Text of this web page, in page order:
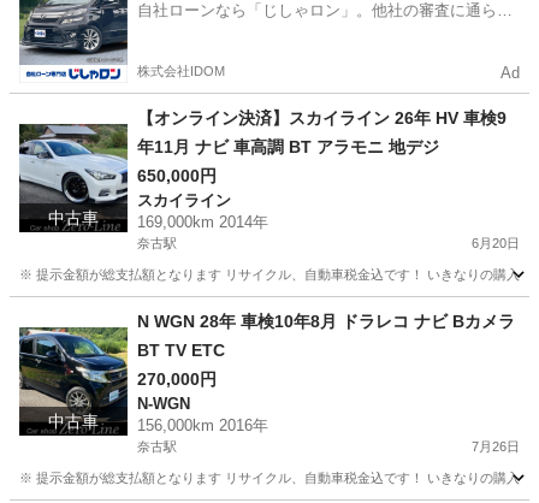
自社ローンなら「じしゃロン」。他社の審査に通らな
株式会社IDOM Ad
中古車
【オンライン決済】スカイライン 26年 HV 車検9
年11月 ナビ 車高調 BT アラモニ 地デジ
650,000円
スカイライン
169,000km 2014年
奈古駅 6月20日
※ 提示金額が総支払額となります リサイクル、自動車税金込です！ いきなりの購入
スカイライン 車両
中古車
N WGN 28年 車検10年8月 ドラレコ ナビ Bカメラ
BT TV ETC
270,000円
N-WGN
156,000km 2016年
奈古駅 7月26日
※ 提示金額が総支払額となります リサイクル、自動車税金込です！ いきなりの購入